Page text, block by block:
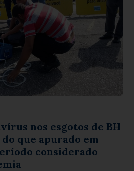
nos esgotos de BH
que apurado em
considerado